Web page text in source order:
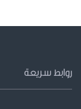
روابط سريعة